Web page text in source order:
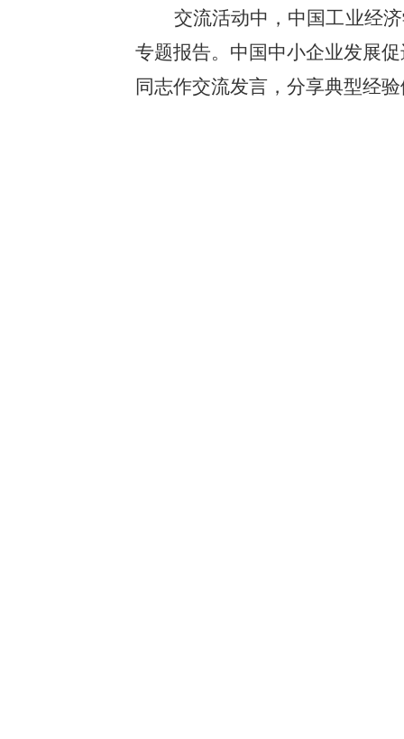
交流活动中，中国工业经
专题报告。中国中小企业发展
同志作交流发言，分享典型经